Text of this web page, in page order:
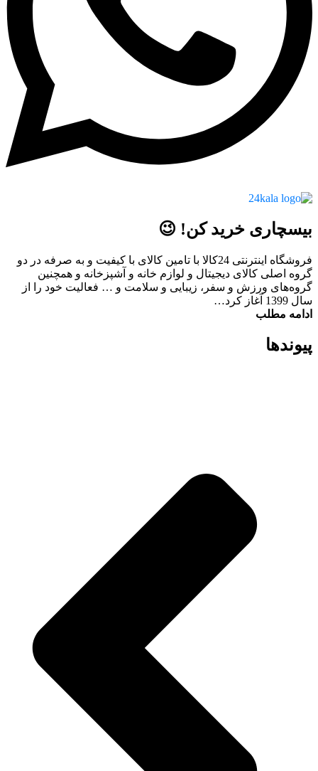
بیسچاری خرید کن! 😉
فروشگاه اینترنتی 24کالا با تامین کالای با کیفیت و به صرفه در دو
گروه اصلی کالای دیجیتال و لوازم خانه و آشپزخانه و همچنین
گروه‌های ورزش و سفر، زیبایی و سلامت و … فعالیت خود را از
سال 1399 آغاز کرد…
ادامه مطلب
پیوند‌ها